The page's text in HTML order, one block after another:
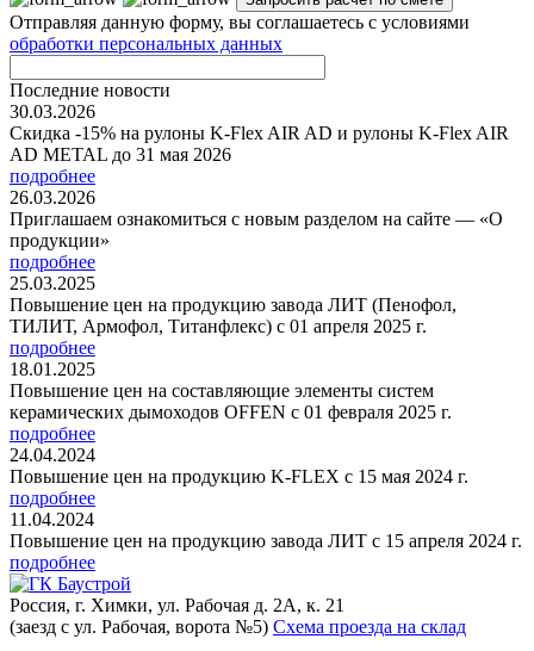
Отправляя данную форму, вы соглашаетесь с условиями
обработки персональных данных
Последние новости
30.03.2026
Скидка -15% на рулоны K-Flex AIR AD и рулоны K-Flex AIR
AD METAL до 31 мая 2026
подробнее
26.03.2026
Приглашаем ознакомиться с новым разделом на сайте — «О
продукции»
подробнее
25.03.2025
Повышение цен на продукцию завода ЛИТ (Пенофол,
ТИЛИТ, Армофол, Титанфлекс) с 01 апреля 2025 г.
подробнее
18.01.2025
Повышение цен на составляющие элементы систем
керамических дымоходов OFFEN с 01 февраля 2025 г.
подробнее
24.04.2024
Повышение цен на продукцию K-FLEX с 15 мая 2024 г.
подробнее
11.04.2024
Повышение цен на продукцию завода ЛИТ с 15 апреля 2024 г.
подробнее
Россия, г. Химки, ул. Рабочая д. 2А, к. 21
(заезд с ул. Рабочая, ворота №5) Схема проезда на склад